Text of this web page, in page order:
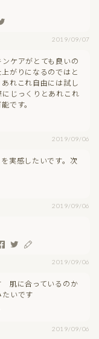
2019/09/07
ケアがとても良いの
がりになるのではと
れこれ自由には試し
じっくりとあれこれ
です。
2019/09/06
実感したいです。次
2019/09/06
2019/09/06
肌に合っているのか
いです
2019/09/06